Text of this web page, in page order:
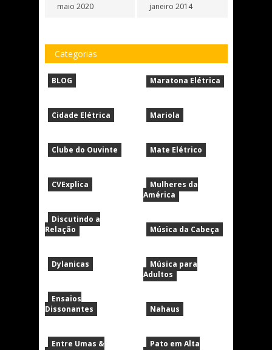
maio 2020 janeiro 2014
Categorias
BLOG
Cidade Elétrica
Clube do Ouvinte
CVExplica
Discutindo a
Relação
Dylanicas
Ensaios
Dissonantes
Entre Umas &
Maratona Elétrica
Mariola
Mate Elétrico
Mulheres da
América
Música da Cabeça
Música para
Adultos
Nahaus
Pato em Alta